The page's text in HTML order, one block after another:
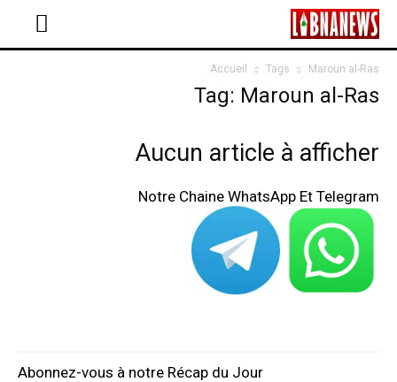
Accueil Tags Maroun al-Ras
Tag: Maroun al-Ras
Aucun article à afficher
Notre Chaine WhatsApp Et Telegram
Abonnez-vous à notre Récap du Jour